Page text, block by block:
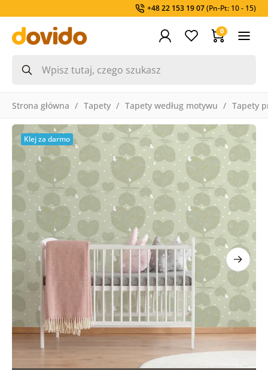
+48 22 153 19 07(Pn-Pt: 10 - 15)
0
Strona główna Tapety Tapety według motywu Tapety
Klej za darmo